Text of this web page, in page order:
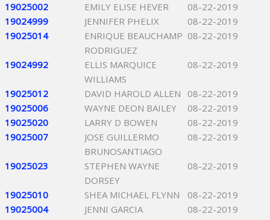
19025002
EMILY ELISE HEVER
08-22-2019
19024999
JENNIFER PHELIX
08-22-2019
19025014
ENRIQUE BEAUCHAMP
RODRIGUEZ
08-22-2019
19024992
ELLIS MARQUICE
WILLIAMS
08-22-2019
19025012 DAVID HAROLD ALLEN
08-22-2019
19025006
WAYNE DEON BAILEY
08-22-2019
19025020
LARRY D BOWEN
08-22-2019
19025007
JOSE GUILLERMO
BRUNOSANTIAGO
08-22-2019
19025023
STEPHEN WAYNE
DORSEY
08-22-2019
19025010 SHEA MICHAEL FLYNN
08-22-2019
19025004
JENNI GARCIA
08-22-2019